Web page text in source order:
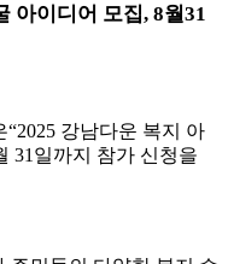
아이디어 모집, 8월31
“2025 강남다운 복지 아
31 일까지 참가 신청을